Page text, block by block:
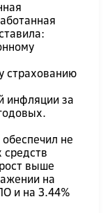
страхованию
инфляции за
не
средств
выше
на
и на 3.44%